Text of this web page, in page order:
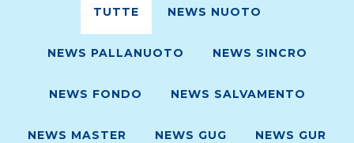
TUTTE NEWS NUOTO
NEWS PALLANUOTO NEWS SINCRO
NEWS FONDO NEWS SALVAMENTO
NEWS MASTER NEWS GUG NEWS GUR